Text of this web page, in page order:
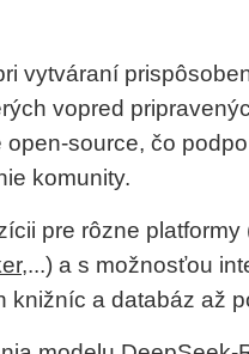
vytváraní
vopred
source, čo
komunity.
pre rôzne platformy
,...) a s možnosťou
knižníc a databáz až